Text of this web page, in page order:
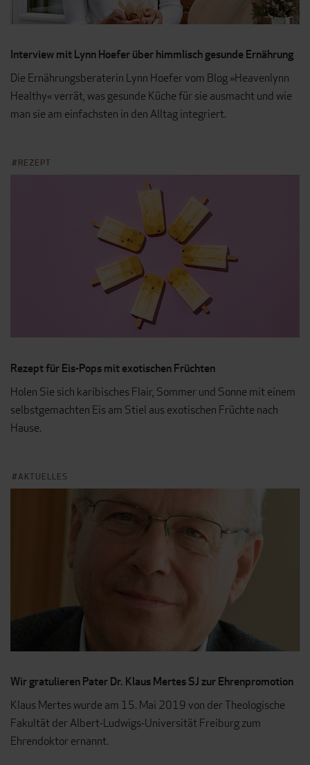
Interview mit Lynn Hoefer über himmlisch gesunde Ernährung
Die Ernährungsberaterin Lynn Hoefer vom Blog »Heavenlynn
Healthy« verrät, was gesunde Küche für sie ausmacht und wie
man sie am einfachsten in den Alltag integriert.
REZEPT
Rezept für Eis-Pops mit exotischen Früchten
Holen Sie sich karibisches Flair, Sommer und Sonne mit einem
selbstgemachten Eis am Stiel aus exotischen Früchte nach
Hause.
AKTUELLES
Wir gratulieren Pater Dr. Klaus Mertes SJ zur Ehrenpromotion
Klaus Mertes wurde am 15. Mai 2019 von der Theologische
Fakultät der Albert-Ludwigs-Universität Freiburg zum
Ehrendoktor ernannt.